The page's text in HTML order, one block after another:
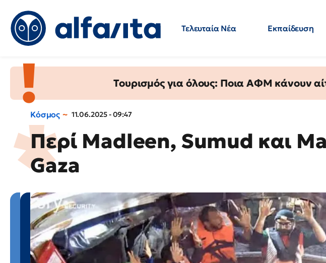
Τελευταία Νέα Εκπαίδευση
Τουρισμός για όλους: Ποια ΑΦΜ κάνουν
Κόσμος 11.06.2025 - 09:47
Περί Madleen, Sumud και
Gaza